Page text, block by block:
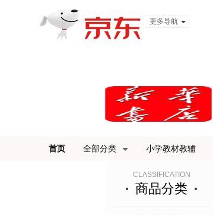
更多导航
首页 全部分类 小学教材教辅
CLASSIFICATION
商品分类